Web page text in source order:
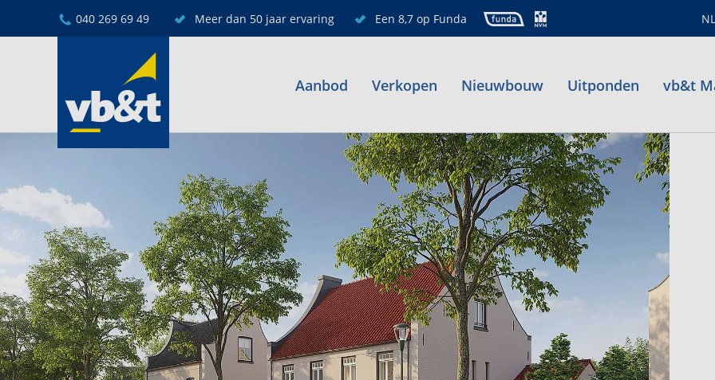
040 269 69 49 Meer dan 50 jaar ervaring Een 8,7 op Funda NL
Aanbod Verkopen Nieuwbouw Uitponden vb&t